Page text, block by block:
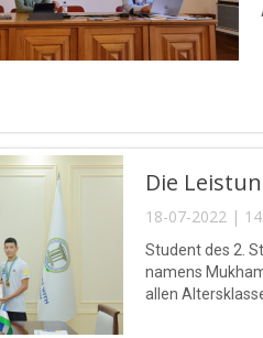
Die
18-07-2022 |
Student des 2.
namens
allen